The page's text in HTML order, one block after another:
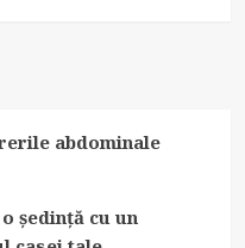
abdominale
ședință cu un